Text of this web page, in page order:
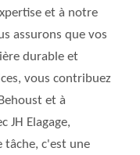
et à notre
assurons que vos
durable et
vous contribuez
et à
JH Elagage,
tâche, c'est une